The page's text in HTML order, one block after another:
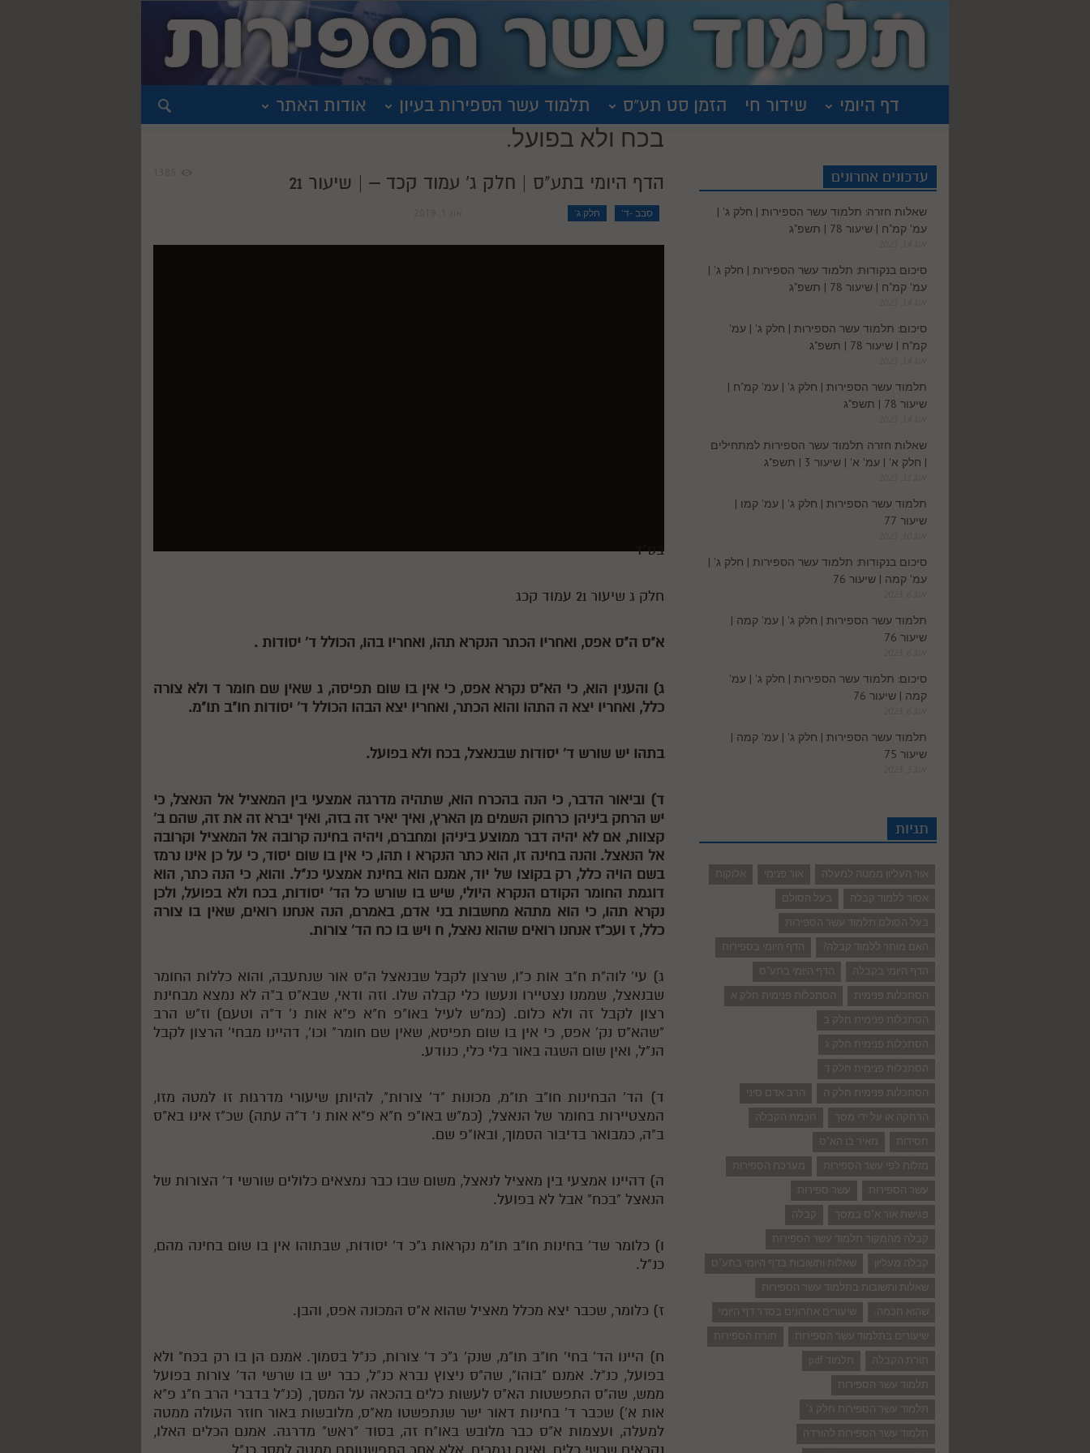
דף היומי שידור חי הזמן סט תע"ס תלמוד עשר הספירות בעיון אודות האתר
בכח ולא בפועל.
הדף היומי בתע"ס | חלק ג' עמוד קכד – | שיעור 21
סבב -ד' חלק ג'
בס"ד
חלק ג שיעור 21 עמוד קכג
א"ס ה"ס אפס, ואחריו הכתר הנקרא תהו, ואחריו בהו, הכולל ד' יסודות .
ג) והענין הוא, כי הא"ס נקרא אפס, כי אין בו שום תפיסה,ג שאין שם חומר ד ולא צורה
כלל, ואחריו יצא ה התהו והוא הכתר, ואחריו יצא הבהו הכולל ד' יסודות חו"ב תו"מ.
בתהו יש שורש ד' יסודות שבנאצל, בכח ולא בפועל.
ד) וביאור הדבר, כי הנה בהכרח הוא, שתהיה מדרגה אמצעי בין המאציל אל הנאצל, כי
יש הרחק ביניהן כרחוק השמים מן הארץ, ואיך יאיר זה בזה, ואיך יברא זה את זה, שהם ב'
קצוות, אם לא יהיה דבר ממוצע ביניהן ומחברם, ויהיה בחינה קרובה אל המאציל וקרובה
אל הנאצל. והנה בחינה זו, הוא כתר הנקרא ו תהו, כי אין בו שום יסוד, כי על כן אינו נרמז
בשם הויה כלל, רק בקוצו של יוד, אמנם הוא בחינת אמצעי כנ"ל. והוא, כי הנה כתר, הוא
דוגמת החומר הקודם הנקרא היולי, שיש בו שורש כל הד' יסודות, בכח ולא בפועל, ולכן
נקרא תהו, כי הוא מתהא מחשבות בני אדם, באמרם, הנה אנחנו רואים, שאין בו צורה
כלל,ז ועכ"ז אנחנו רואים שהוא נאצל,ח ויש בו כח הד' צורות.
ג) עי' לוה"ת ח"ב אות כ"ו, שרצון לקבל שבנאצל ה"ס אור שנתעבה, והוא כללות החומר
שבנאצל, שממנו נצטיירו ונעשו כלי קבלה שלו. וזה ודאי, שבא"ס ב"ה לא נמצא מבחינת
רצון לקבל זה ולא כלום. (כמ"ש לעיל באו"פ ח"א פ"א אות נ' ד"ה וטעם) וז"ש הרב
"שהא"ס נק' אפס, כי אין בו שום תפיסא, שאין שם חומר" וכו', דהיינו מבחי' הרצון לקבל
הנ"ל, ואין שום השגה באור בלי כלי, כנודע.
ד) הד' הבחינות חו"ב תו"מ, מכונות "ד' צורות", להיותן שיעורי מדרגות זו למטה מזו,
המצטיירות בחומר של הנאצל, (כמ"ש באו"פ ח"א פ"א אות נ' ד"ה עתה) שכ"ז אינו בא"ס
ב"ה, כמבואר בדיבור הסמוך, ובאו"פ שם.
ה) דהיינו אמצעי בין מאציל לנאצל, משום שבו כבר נמצאים כלולים שורשי ד' הצורות של
הנאצל "בכח" אבל לא בפועל.
ו) כלומר שד' בחינות חו"ב תו"מ נקראות ג"כ ד' יסודות, שבתוהו אין בו שום בחינה מהם,
כנ"ל.
ז) כלומר, שכבר יצא מכלל מאציל שהוא א"ס המכונה אפס, והבן.
ח) היינו הד' בחי' חו"ב תו"מ, שנק' ג"כ ד' צורות, כנ"ל בסמוך. אמנם הן בו רק בכח" ולא
בפועל, כנ"ל. אמנם "בוהו", שה"ס ניצוץ נברא כנ"ל, כבר יש בו שרשי הד' צורות בפועל
ממש, שה"ס התפשטות הא"ס לעשות כלים בהכאה על המסך, (כנ"ל בדברי הרב ח"ג פ"א
אות א') שכבר ד' בחינות דאור ישר שנתפשטו מא"ס, מלובשות באור חוזר העולה ממטה
למעלה, ועצמות א"ס כבר מלובש באו"ח זה, בסוד "ראש" מדרגה. אמנם הכלים האלו,
עדכונים אחרונים
שאלות חזרה: תלמוד עשר הספירות | חלק ג' |
עמ' קמ"ח | שיעור 78 | תשפ"ג
סיכום בנקודות: תלמוד עשר הספירות | חלק ג' |
עמ' קמ"ח | שיעור 78 | תשפ"ג
סיכום: תלמוד עשר הספירות | חלק ג' | עמ'
קמ"ח | שיעור 78 | תשפ"ג
תלמוד עשר הספירות | חלק ג' | עמ' קמ"ח |
שיעור 78 | תשפ"ג
שאלות חזרה תלמוד עשר הספירות למתחילים
| חלק א' | עמ' א' | שיעור 3 | תשפ"ג
תלמוד עשר הספירות | חלק ג' | עמ' קמו |
שיעור 77
סיכום בנקודות: תלמוד עשר הספירות | חלק ג' |
עמ' קמה | שיעור 76
תלמוד עשר הספירות | חלק ג' | עמ' קמה |
שיעור 76
סיכום: תלמוד עשר הספירות | חלק ג' | עמ'
קמה | שיעור 76
תלמוד עשר הספירות | חלק ג' | עמ' קמה |
שיעור 75
תגיות
אור העליון ממטה למעלה אור פנימי
אלוקות
אסור ללמוד קבלה
בעל הסולם
בעל הסולם תלמוד עשר הספירות
האם מותר ללמוד קבלה?
הדף היומי בספירות
הדף היומי בקבלה
הדף היומי בתע"ס
הסתכלות פנימית
הסתכלות פנימית חלק א
הסתכלות פנימית חלק ב
הסתכלות פנימית חלק ג
הסתכלות פנימית חלק ד
הסתכלות פנימית חלק ה
הרב אדם סיני
הרחקה או על ידי מסך
חכמת הקבלה
חסידות
מאיר בו הא"ס
מזלות לפי עשר הספירות
מערכת הספירות
עשר הספירות
עשר ספירות
פגישת אור א"ס במסך
קבלה
קבלה מהמקור תלמוד עשר הספירות
קבלה מעליון
שאלות ותשובות בדף היומי בתע"ס
שאלות ותשובות בתלמוד עשר הספירות
שהוא חכמה.
שיעורים אחרונים בסדר דף היומי
שיעורים בתלמוד עשר הספירות
תורת הספירות
תורת הקבלה
תלמוד pdf
תלמוד עשר הספירות
תלמוד עשר הספירות חלק ג'
תלמוד עשר הספירות להורדה